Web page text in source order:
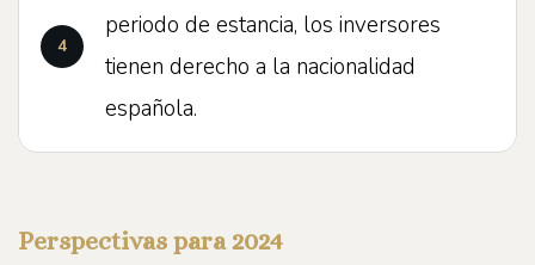
periodo de estancia, los inversores
tienen derecho a la nacionalidad
española.
Perspectivas para 2024